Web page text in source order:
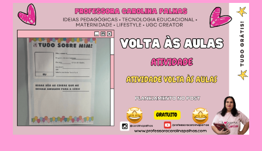
SEUS
ALUNOS
SE
SENTIREM
ESPECIAIS